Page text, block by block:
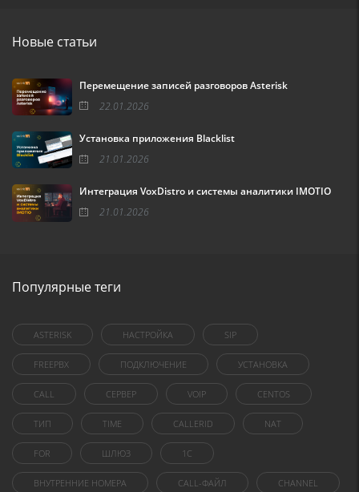
Новые статьи
Перемещение записей разговоров Asterisk
22.01.2026
Установка приложения Blacklist
21.01.2026
Интеграция VoxDistro и системы аналитики IMOTIO
21.01.2026
Популярные теги
ASTERISK НАСТРОЙКА SIP
FREEPBX ПОДКЛЮЧЕНИЕ УСТАНОВКА
CALL СЕРВЕР VOIP CENTOS
ТИП TIME CALLERID NAT
FOR ШЛЮЗ 1C
ВНУТРЕННИЕ НОМЕРА CALL-ФАЙЛ CHANNEL